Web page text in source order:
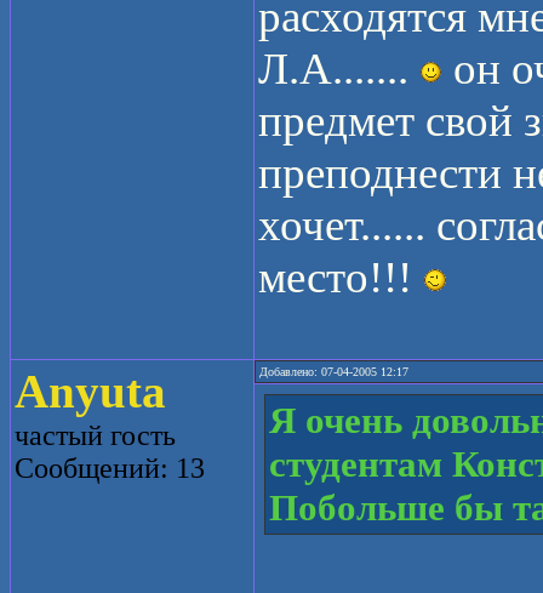
расходятся
Л.А.......
он
предмет свой
преподнести
хочет......
место!!!
Anyuta
частый гость
Сообщений: 13
Добавлено: 07-04-2005 12:17
Я очень
студентам
Побольше бы